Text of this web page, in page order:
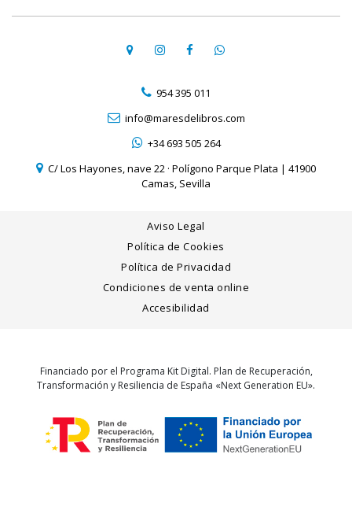
954 395 011
info@maresdelibros.com
+34 693 505 264
C/ Los Hayones, nave 22 · Polígono Parque Plata | 41900
Camas, Sevilla
Aviso Legal
Política de Cookies
Política de Privacidad
Condiciones de venta online
Accesibilidad
Financiado por el Programa Kit Digital. Plan de Recuperación,
Transformación y Resiliencia de España «Next Generation EU».